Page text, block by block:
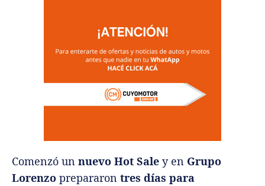
Comenzó un nuevo Hot Sale y en Grupo
Lorenzo prepararon tres días para